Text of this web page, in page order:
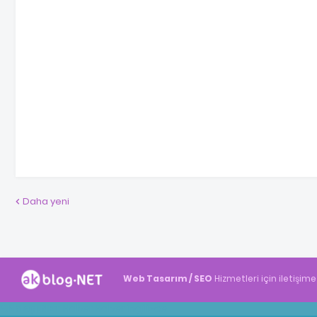
Daha yeni
Web Tasarım / SEO Hizmetleri için